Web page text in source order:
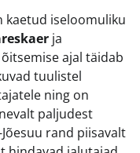
kaetud iseloomuliku
ja
ajal täidab
tuulistel
ning on
paljudest
rand piisavalt